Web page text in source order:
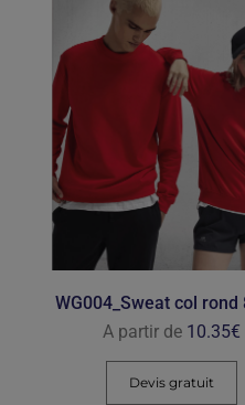
WG004_Sweat col rond
A partir de 10.35€
Devis gratuit